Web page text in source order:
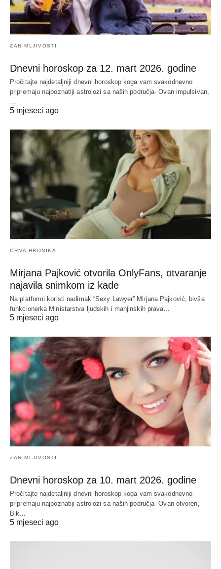
ZANIMLJIVOSTI
Dnevni horoskop za 12. mart 2026. godine
Pročitajte najdetaljniji dnevni horoskop koga vam svakodnevno
pripremaju najpoznatiji astrolozi sa naših područja- Ovan impulsivan,
…
5 mjeseci ago
CRNA HRONIKA
Mirjana Pajković otvorila OnlyFans, otvaranje
najavila snimkom iz kade
Na platformi koristi nadimak “Sexy Lawyer” Mirjana Pajković, bivša
funkcionerka Ministarstva ljudskih i manjinskih prava…
5 mjeseci ago
ZANIMLJIVOSTI
Dnevni horoskop za 10. mart 2026. godine
Pročitajte najdetaljniji dnevni horoskop koga vam svakodnevno
pripremaju najpoznatiji astrolozi sa naših područja- Ovan otvoren,
Bik…
5 mjeseci ago